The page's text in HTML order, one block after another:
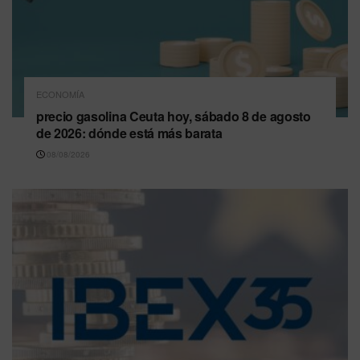
ECONOMÍA
precio gasolina Ceuta hoy, sábado 8 de agosto
de 2026: dónde está más barata
08/08/2026